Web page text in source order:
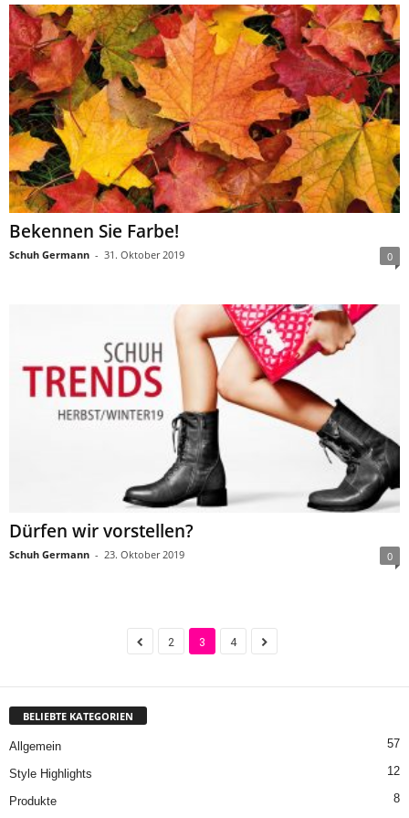
Bekennen Sie Farbe!
Schuh Germann - 31. Oktober 2019 0
Dürfen wir vorstellen?
Schuh Germann - 23. Oktober 2019 0
2 3 4
BELIEBTE KATEGORIEN
Allgemein 57
Style Highlights 12
Produkte 8